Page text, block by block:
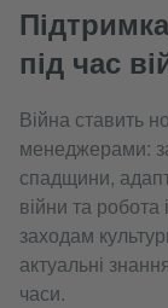
під час
Війна ставить
менеджерами:
спадщини,
війни та
заходам
актуальні
часи.